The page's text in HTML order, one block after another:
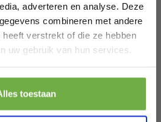
adverteren en analyse. Deze
combineren met andere
verstrekt of die ze hebben
uw gebruik van hun services.
toestaan
8719325619614
producten
wanneer je jarig bent
€ 5,- korting